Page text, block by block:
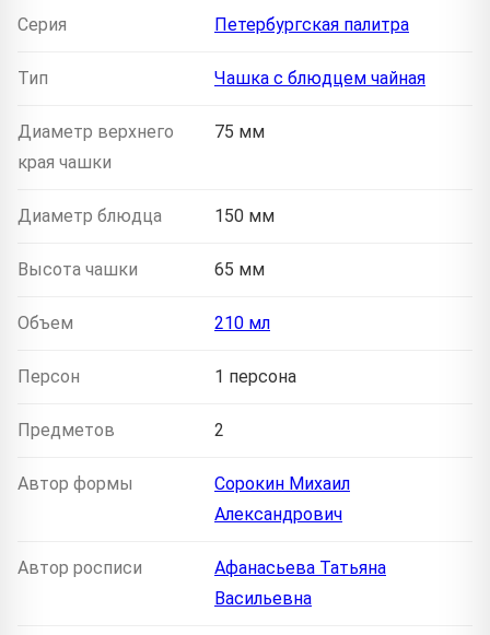
Серия Петербургская палитра
Тип Чашка с блюдцем чайная
Диаметр верхнего
края чашки
75 мм
Диаметр блюдца 150 мм
Высота чашки 65 мм
Объем 210 мл
Персон 1 персона
Предметов 2
Автор формы
Сорокин Михаил
Александрович
Автор росписи
Афанасьева Татьяна
Васильевна